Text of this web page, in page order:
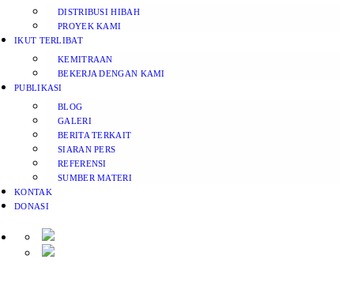
DISTRIBUSI HIBAH
PROYEK KAMI
IKUT TERLIBAT
KEMITRAAN
BEKERJA DENGAN KAMI
PUBLIKASI
BLOG
GALERI
BERITA TERKAIT
SIARAN PERS
REFERENSI
SUMBER MATERI
KONTAK
DONASI